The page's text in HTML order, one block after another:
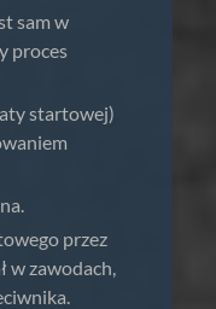
sam w
proces
startowej)
przez
w zawodach,